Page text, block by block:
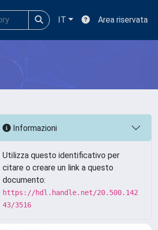
IT Area riservata
Informazioni
Utilizza questo identificativo per
citare o creare un link a questo
documento:
https://hdl.handle.net/20.500.142
43/3516